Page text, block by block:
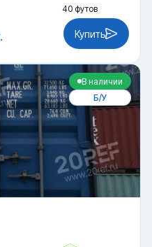
40 футов
Купить
В наличии
Б/У